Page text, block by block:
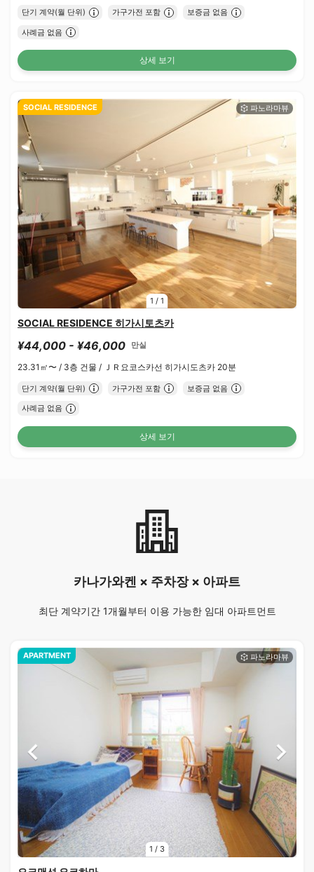
단기 계약(월 단위) 가구가전 포함 보증금 없음
사례금 없음
상세 보기
1 / 1
SOCIAL RESIDENCE
SOCIAL RESIDENCE 히가시토츠카
¥44,000 - ¥46,000 만실
23.31㎡〜 / 3층 건물 / ＪＲ요코스카선 히가시도츠카 20분
단기 계약(월 단위) 가구가전 포함 보증금 없음
사례금 없음
상세 보기
카나가와켄 × 주차장 × 아파트
최단 계약기간 1개월부터 이용 가능한 임대 아파트먼트
1 / 3
APARTMENT